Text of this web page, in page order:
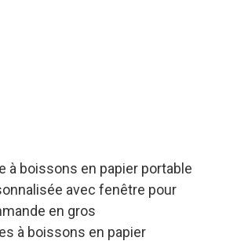
à boissons en papier portable
avec fenêtre pour
en gros
à boissons en papier